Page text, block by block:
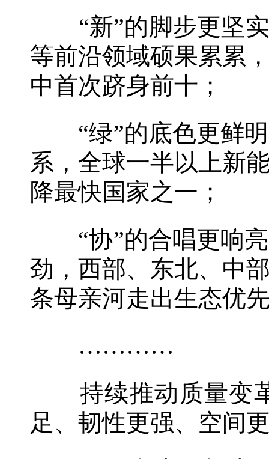
“新”的脚步更坚实
等前沿领域硕果累累
中首次跻身前十；
“绿”的底色更鲜明
系，全球一半以上新
降最快国家之一；
“协”的合唱更响亮
劲，西部、东北、中
条母亲河走出生态优
…………
持续推动质量变革
足、韧性更强、空间